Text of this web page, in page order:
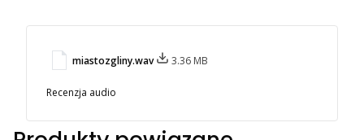
miastozgliny.wav 3.36 MB
Recenzja audio